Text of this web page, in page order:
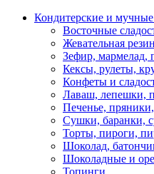
Кондитерские и мучные
Восточные
Жевательная
Зефир, мармелад,
Кексы, рулеты,
Конфеты и
Лаваш, лепешки,
Печенье,
Сушки, баранки,
Торты, пироги,
Шоколад,
Шоколадные и
Топинги